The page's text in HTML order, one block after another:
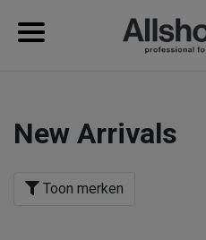
New Arrivals
Toon merken